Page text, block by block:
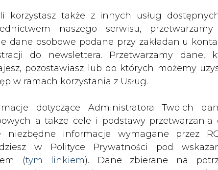
korzystasz także z innych usług
naszego serwisu,
dane osobowe podane przy zakładaniu
do newslettera. Przetwarzamy dane,
pozostawiasz lub do których możemy
w ramach korzystania z Usług.
dotyczące Administratora Twoich
a także cele i podstawy przetwarzania
niezbędne informacje wymagane przez
w Polityce Prywatności pod
(tym linkiem). Dane zbierane na
konsultacje w sprawie projektów Kart Aktualizacji IRiESP
drukuj skomentuj udostępnij :
konsultacje w sprawie